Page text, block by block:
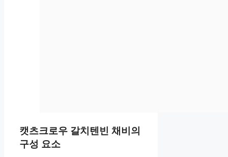
캣츠크로우 갈치텐빈 채비의
구성 요소